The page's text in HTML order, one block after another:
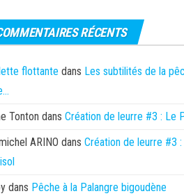
RÉCENTS
flottante dans Les subtilités de la
Tonton dans Création de leurre #3 : Le
ARINO dans Création de leurre #3 :
dans Pêche à la Palangre bigoudène